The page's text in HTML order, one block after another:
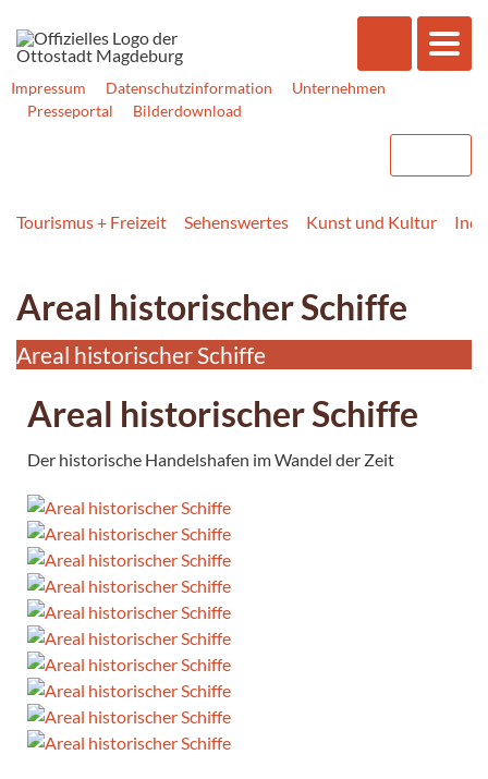
Impressum Datenschutzinformation
Unternehmen
Presseportal
Bilderdownload
Tourismus + Freizeit Sehenswertes Kunst und Kultur
Areal historischer Schiffe
Areal historischer Schiffe
Areal historischer Schiffe
Der historische Handelshafen im Wandel der Zeit